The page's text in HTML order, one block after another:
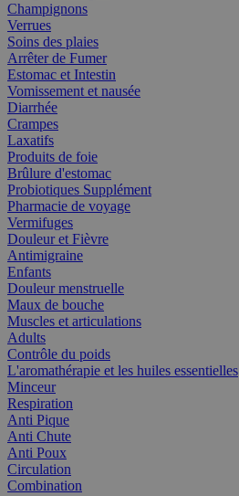
Champignons
Verrues
Soins des plaies
Arrêter de Fumer
Estomac et Intestin
Vomissement et nausée
Diarrhée
Crampes
Laxatifs
Produits de foie
Brûlure d'estomac
Probiotiques Supplément
Pharmacie de voyage
Vermifuges
Douleur et Fièvre
Antimigraine
Enfants
Douleur menstruelle
Maux de bouche
Muscles et articulations
Adults
Contrôle du poids
L'aromathérapie et les huiles essentielles
Minceur
Respiration
Anti Pique
Anti Chute
Anti Poux
Circulation
Combination